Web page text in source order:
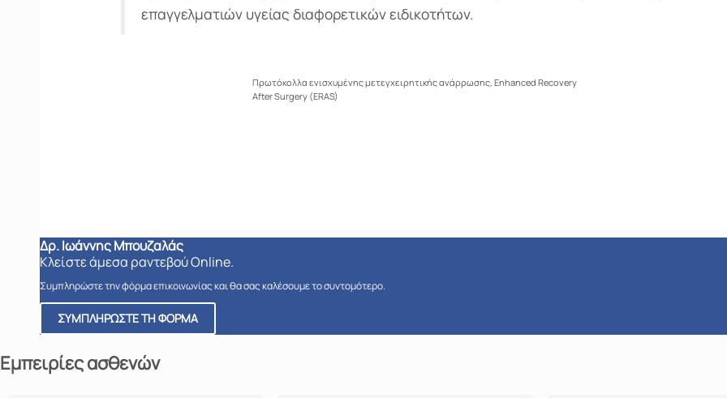
επαγγελματιών υγείας διαφορετικών ειδικοτήτων.
Πρωτόκολλα ενισχυμένης μετεγχειρητικής ανάρρωσης, Enhanced Recovery
After Surgery (ERAS)
Δρ. Ιωάννης Μπουζαλάς
Κλείστε άμεσα ραντεβού Online.
Συμπληρώστε την φόρμα επικοινωνίας και θα σας καλέσουμε το συντομότερο.
ΣΥΜΠΛΗΡΩΣΤΕ ΤΗ ΦΟΡΜΑ
Εμπειρίες ασθενών